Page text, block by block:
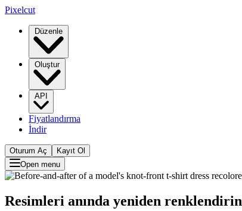
Pixelcut
Düzenle
Oluştur
API
Fiyatlandırma
İndir
Oturum Aç
Kayıt Ol
Open menu
Resimleri anında yeniden renklendirin